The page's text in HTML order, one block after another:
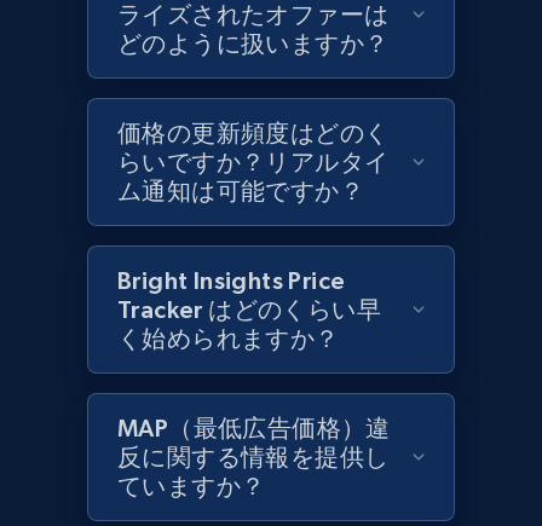
and more.
1.3K+ 175+ 今すぐ始める
Target - Discover products by specified
UPC
Rating, Reviews count, Initial price, Discount,
and more.
Zara - Products
ライズされたオファーは
どのように扱いますか？
価格の更新頻度はどのく
らいですか？リアルタイ
ム通知は可能ですか？
Bright Insights Price
Tracker はどのくらい早
く始められますか？
MAP（最低広告価格）違
反に関する情報を提供し
ていますか？